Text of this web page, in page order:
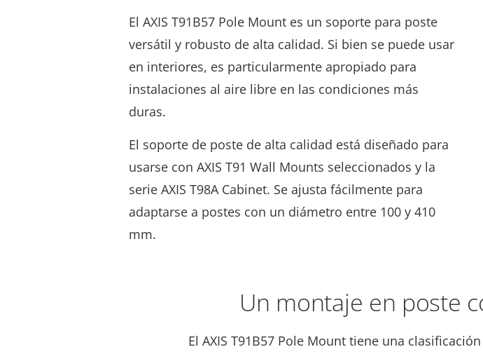
El AXIS T91B57 Pole Mount es un soporte para poste
versátil y robusto de alta calidad. Si bien se puede usar
en interiores, es particularmente apropiado para
instalaciones al aire libre en las condiciones más
duras.
El soporte de poste de alta calidad está diseñado para
usarse con AXIS T91 Wall Mounts seleccionados y la
serie AXIS T98A Cabinet. Se ajusta fácilmente para
adaptarse a postes con un diámetro entre 100 y 410
mm.
Un montaje en poste
El AXIS T91B57 Pole Mount tiene una